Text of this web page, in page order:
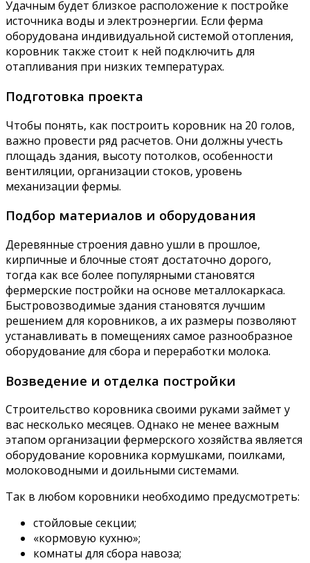
Удачным будет близкое расположение к постройке
источника воды и электроэнергии. Если ферма
оборудована индивидуальной системой отопления,
коровник также стоит к ней подключить для
отапливания при низких температурах.
Подготовка проекта
Чтобы понять, как построить коровник на 20 голов,
важно провести ряд расчетов. Они должны учесть
площадь здания, высоту потолков, особенности
вентиляции, организации стоков, уровень
механизации фермы.
Подбор материалов и оборудования
Деревянные строения давно ушли в прошлое,
кирпичные и блочные стоят достаточно дорого,
тогда как все более популярными становятся
фермерские постройки на основе металлокаркаса.
Быстровозводимые здания становятся лучшим
решением для коровников, а их размеры позволяют
устанавливать в помещениях самое разнообразное
оборудование для сбора и переработки молока.
Возведение и отделка постройки
Строительство коровника своими руками займет у
вас несколько месяцев. Однако не менее важным
этапом организации фермерского хозяйства является
оборудование коровника кормушками, поилками,
молоководными и доильными системами.
Так в любом коровники необходимо предусмотреть:
стойловые секции;
«кормовую кухню»;
комнаты для сбора навоза;